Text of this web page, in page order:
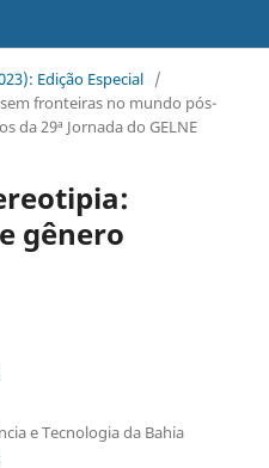
Edição Especial /
sem fronteiras no mundo pós-
da 29ª Jornada do GELNE
gênero
e Tecnologia da Bahia